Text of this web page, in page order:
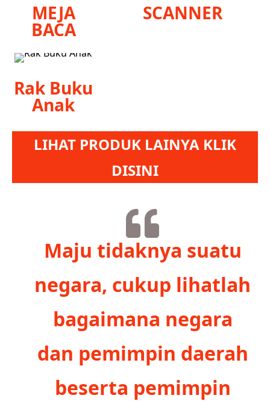
MEJA
BACA
Rak Buku
Anak
SCANNER
LIHAT PRODUK LAINYA KLIK
DISINI
Maju tidaknya suatu
negara, cukup lihatlah
bagaimana negara
dan pemimpin daerah
beserta pemimpin